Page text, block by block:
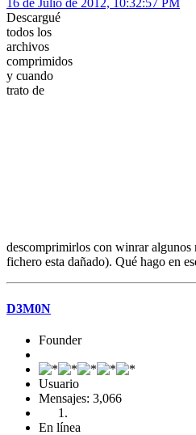
16 de Julio de 2012, 10:32:57 PM
Descargué
todos los
archivos
comprimidos
y cuando
trato de
descomprimirlos con winrar algunos
fichero esta dañado). Qué hago en
D3M0N
Founder
Usuario
Mensajes: 3,066
En línea